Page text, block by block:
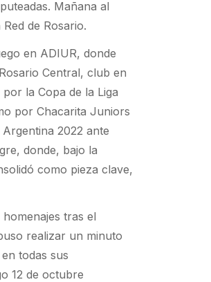
Mañana al
de Rosario.
en ADIUR, donde
Central, club en
la Copa de la Liga
por Chacarita Juniors
2022 ante
donde, bajo la
como pieza clave,
tras el
realizar un minuto
todas sus
12 de octubre